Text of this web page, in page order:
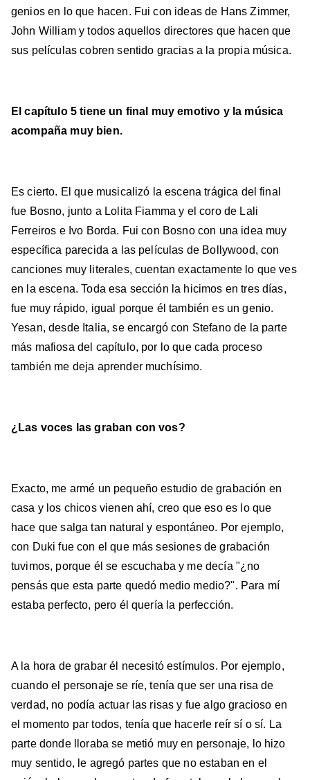
genios en lo que hacen. Fui con ideas de Hans Zimmer,
John William y todos aquellos directores que hacen que
sus películas cobren sentido gracias a la propia música.
El capítulo 5 tiene un final muy emotivo y la música
acompaña muy bien.
Es cierto. El que musicalizó la escena trágica del final
fue Bosno, junto a Lolita Fiamma y el coro de Lali
Ferreiros e Ivo Borda. Fui con Bosno con una idea muy
específica parecida a las películas de Bollywood, con
canciones muy literales, cuentan exactamente lo que ves
en la escena. Toda esa sección la hicimos en tres días,
fue muy rápido, igual porque él también es un genio.
Yesan, desde Italia, se encargó con Stefano de la parte
más mafiosa del capítulo, por lo que cada proceso
también me deja aprender muchísimo.
¿Las voces las graban con vos?
Exacto, me armé un pequeño estudio de grabación en
casa y los chicos vienen ahí, creo que eso es lo que
hace que salga tan natural y espontáneo. Por ejemplo,
con Duki fue con el que más sesiones de grabación
tuvimos, porque él se escuchaba y me decía "¿no
pensás que esta parte quedó medio medio?". Para mí
estaba perfecto, pero él quería la perfección.
A la hora de grabar él necesitó estímulos. Por ejemplo,
cuando el personaje se ríe, tenía que ser una risa de
verdad, no podía actuar las risas y fue algo gracioso en
el momento par todos, tenía que hacerle reír sí o sí. La
parte donde lloraba se metió muy en personaje, lo hizo
muy sentido, le agregó partes que no estaban en el